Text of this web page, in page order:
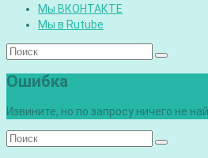
Мы ВКОНТАКТЕ
Мы в Rutube
Ошибка
Извините, но по запросу ничего не